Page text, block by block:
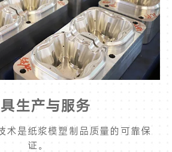
生产与服务
术是纸浆模塑制品质量的可靠保
证。